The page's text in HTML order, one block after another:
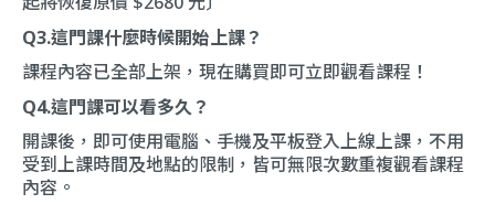
Q3.這門課什麼時候開始上課？
課程內容已全部上架，現在購買即可立即觀看課程！
Q4.這門課可以看多久？
開課後，即可使用電腦、手機及平板登入上線上課，不用
受到上課時間及地點的限制，皆可無限次數重複觀看課程
內容。